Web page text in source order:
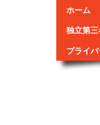
ホーム
独立第
プライ